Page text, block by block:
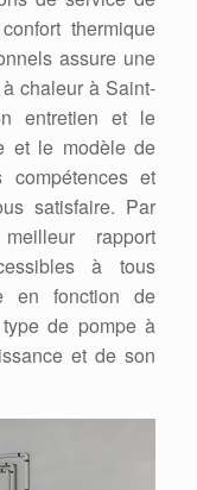
thermique
assure une
chaleur à Saint-
entretien et le
et le modèle de
et
satisfaire. Par
rapport
à tous
en fonction de
de pompe à
et de son